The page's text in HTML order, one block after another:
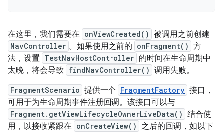
在这里，我们需要在 onViewCreated() 被调用之前创建
NavController 。如果使用之前的 onFragment() 方
法，设置 TestNavHostController 的时间在生命周期中
太晚，将会导致 findNavController() 调用失败。
FragmentScenario 提供一个 FragmentFactory 接口，
可用于为生命周期事件注册回调。该接口可以与
Fragment.getViewLifecycleOwnerLiveData() 结合使
用，以接收紧跟在 onCreateView()
之后的回调，如以下